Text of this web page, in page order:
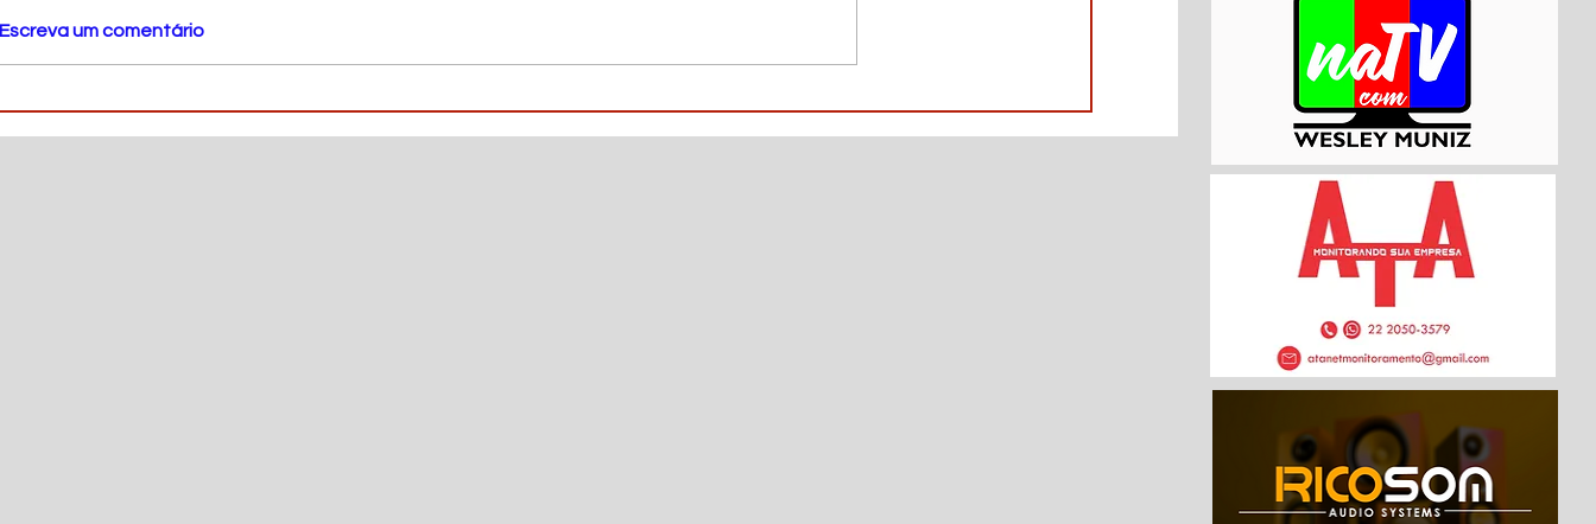
Escreva um comentário